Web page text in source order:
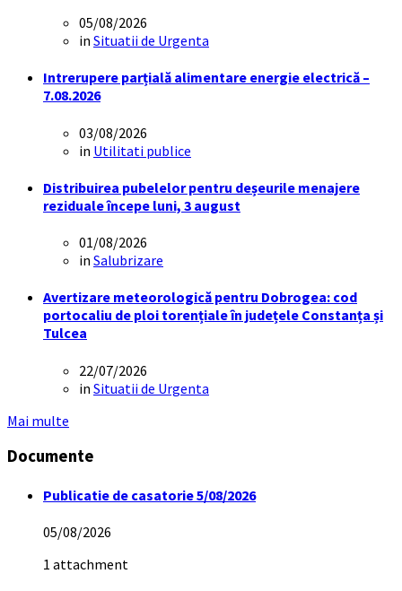
05/08/2026
in Situatii de Urgenta
Intrerupere parțială alimentare energie electrică –
7.08.2026
03/08/2026
in Utilitati publice
Distribuirea pubelelor pentru deșeurile menajere
reziduale începe luni, 3 august
01/08/2026
in Salubrizare
Avertizare meteorologică pentru Dobrogea: cod
portocaliu de ploi torențiale în județele Constanța și
Tulcea
22/07/2026
in Situatii de Urgenta
Mai multe
Documente
Publicatie de casatorie 5/08/2026
05/08/2026
1 attachment